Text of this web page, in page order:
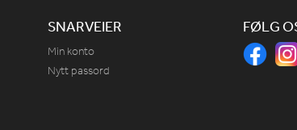
SNARVEIER
Min konto
Nytt passord
FØLG